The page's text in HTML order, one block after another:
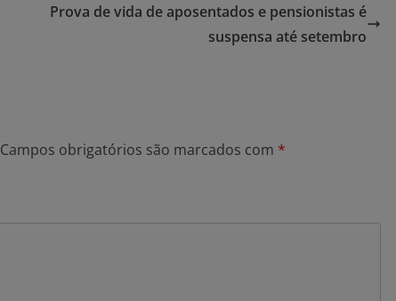
Prova de vida de aposentados e pensionistas é
suspensa até setembro
Campos obrigatórios são marcados com *